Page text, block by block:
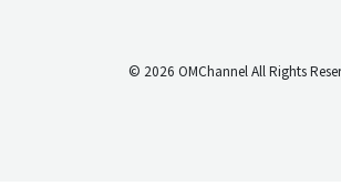
© 2026 OMChannel All Rights